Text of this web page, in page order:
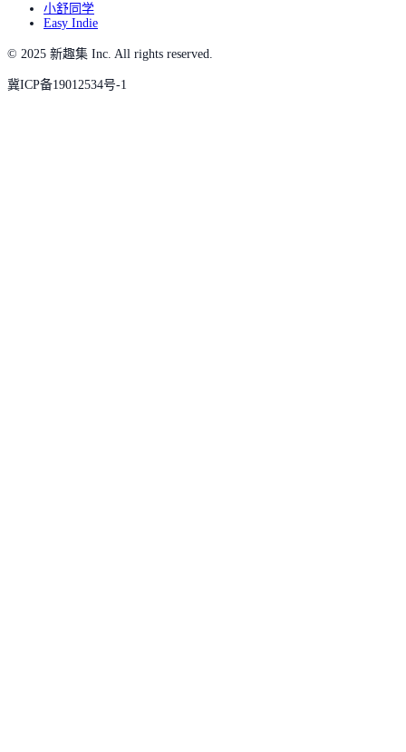
小舒同学
Easy Indie
© 2025 新趣集 Inc. All rights reserved.
冀ICP备19012534号-1